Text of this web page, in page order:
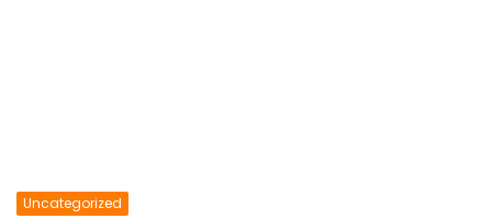
Uncategorized